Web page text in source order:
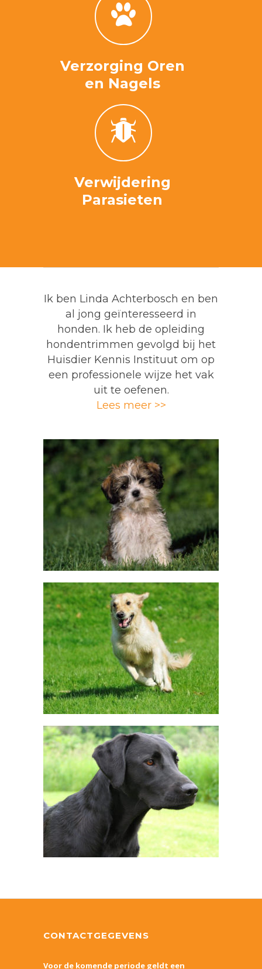
Verzorging Oren
en Nagels
Verwijdering
Parasieten
Ik ben Linda Achterbosch en ben
al jong geïnteresseerd in
honden. Ik heb de opleiding
hondentrimmen gevolgd bij het
Huisdier Kennis Instituut om op
een professionele wijze het vak
uit te oefenen.
Lees meer >>
CONTACTGEGEVENS
Voor de komende periode geldt een